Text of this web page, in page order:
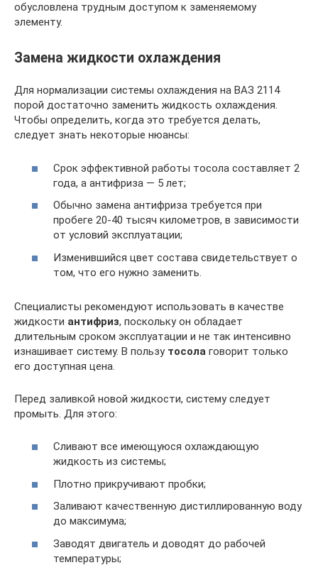
обусловлена трудным доступом к заменяемому
элементу.
Замена жидкости охлаждения
Для нормализации системы охлаждения на ВАЗ 2114
порой достаточно заменить жидкость охлаждения.
Чтобы определить, когда это требуется делать,
следует знать некоторые нюансы:
Срок эффективной работы тосола составляет 2
года, а антифриза — 5 лет;
Обычно замена антифриза требуется при
пробеге 20-40 тысяч километров, в зависимости
от условий эксплуатации;
Изменившийся цвет состава свидетельствует о
том, что его нужно заменить.
Специалисты рекомендуют использовать в качестве
жидкости антифриз, поскольку он обладает
длительным сроком эксплуатации и не так интенсивно
изнашивает систему. В пользу тосола говорит только
его доступная цена.
Перед заливкой новой жидкости, систему следует
промыть. Для этого:
Сливают все имеющуюся охлаждающую
жидкость из системы;
Плотно прикручивают пробки;
Заливают качественную дистиллированную воду
до максимума;
Заводят двигатель и доводят до рабочей
температуры;